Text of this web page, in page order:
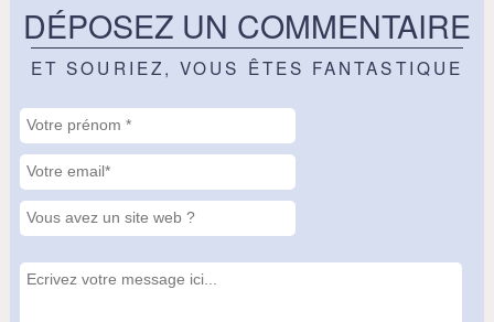
DÉPOSEZ UN COMMENTAIRE
ET SOURIEZ, VOUS ÊTES FANTASTIQUE